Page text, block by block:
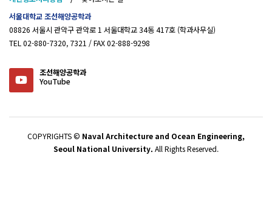
서울대학교 조선해양공학과
08826 서울시 관악구 관악로 1 서울대학교 34동 417호 (학과사무실)
TEL 02-880-7320, 7321 / FAX 02-888-9298
조선해양공학과
YouTube
COPYRIGHTS © Naval Architecture and Ocean Engineering,
Seoul National University. All Rights Reserved.